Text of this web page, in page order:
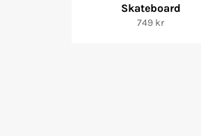
Skateboard
Ordinarie
749 kr